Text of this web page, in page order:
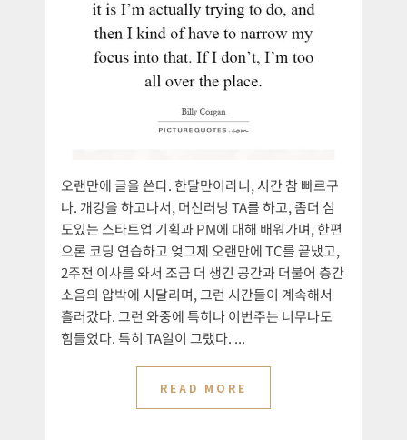
오랜만에 글을 쓴다. 한달만이라니, 시간 참 빠르구
나. 개강을 하고나서, 머신러닝 TA를 하고, 좀더 심
도있는 스타트업 기획과 PM에 대해 배워가며, 한편
으론 코딩 연습하고 엊그제 오랜만에 TC를 끝냈고,
2주전 이사를 와서 조금 더 생긴 공간과 더불어 층간
소음의 압박에 시달리며, 그런 시간들이 계속해서
흘러갔다. 그런 와중에 특히나 이번주는 너무나도
힘들었다. 특히 TA일이 그랬다. ...
READ MORE